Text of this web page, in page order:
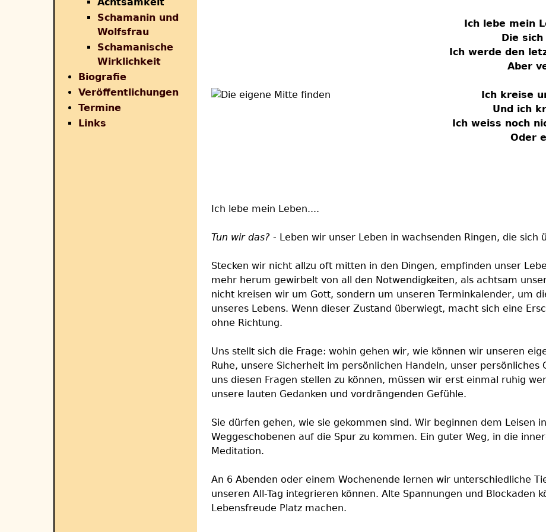
Ich lebe mein
Die
Ich werde den
Aber
Ich kreise
Und ich
Ich weiss noch
Oder
Ich lebe mein Leben....
Tun wir das?- Leben wir unser Leben in wachsenden Ringen, die sich
Stecken wir nicht allzu oft mitten in den Dingen, empfinden unser
mehr herum gewirbelt von all den Notwendigkeiten, als achtsam
nicht kreisen wir um Gott, sondern um unseren Terminkalender, um
unseres Lebens. Wenn dieser Zustand überwiegt, macht sich eine
ohne Richtung.
Uns stellt sich die Frage: wohin gehen wir, wie können wir unseren
Ruhe, unsere Sicherheit im persönlichen Handeln, unser persönliches
uns diesen Fragen stellen zu können, müssen wir erst einmal ruhig
unsere lauten Gedanken und vordrängenden Gefühle.
Sie dürfen gehen, wie sie gekommen sind. Wir beginnen dem Leisen
Weggeschobenen auf die Spur zu kommen. Ein guter Weg, in die
Meditation.
An 6 Abenden oder einem Wochenende lernen wir unterschiedliche
unseren All-Tag integrieren können. Alte Spannungen und Blockaden
Lebensfreude Platz machen.
Schamanin und
Wolfsfrau
Schamanische
Wirklichkeit
Biografie
Veröffentlichungen
Termine
Links